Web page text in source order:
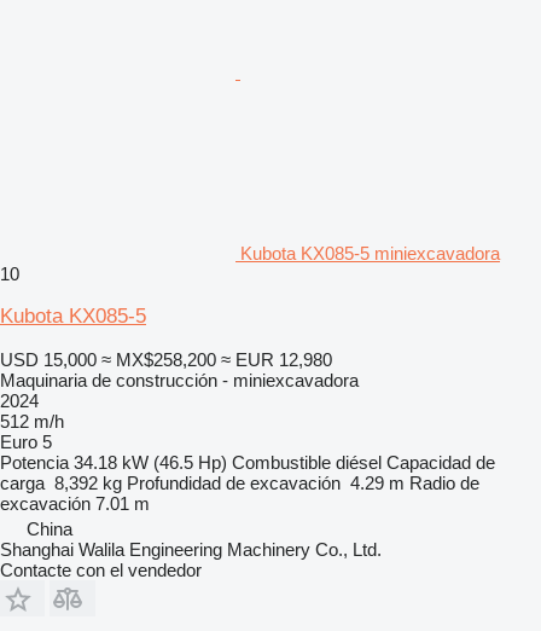
Kubota KX085-5 miniexcavadora
10
Kubota KX085-5
USD 15,000 ≈ MX$258,200 ≈ EUR 12,980
Maquinaria de construcción - miniexcavadora
2024
512 m/h
Euro 5
Potencia 34.18 kW (46.5 Hp) Combustible diésel Capacidad de
carga 8,392 kg Profundidad de excavación 4.29 m Radio de
excavación 7.01 m
China
Shanghai Walila Engineering Machinery Co., Ltd.
Contacte con el vendedor